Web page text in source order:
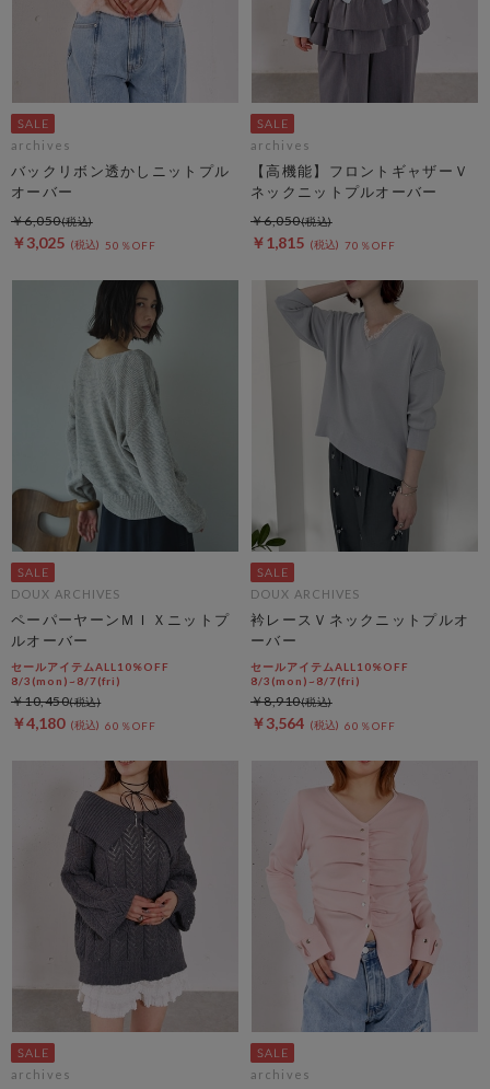
archives
バックリボン透かしニットプル
オーバー
￥3,025 50％OFF
￥6,050
archives
【高機能】フロントギャザーＶ
ネックニットプルオーバー
￥1,815 70％OFF
￥6,050
DOUX ARCHIVES
ペーパーヤーンＭＩＸニットプ
ルオーバー
セールアイテムALL10%OFF
8/3(mon)~8/7(fri)
￥4,180 60％OFF
￥10,450
DOUX ARCHIVES
衿レースＶネックニットプルオ
ーバー
セールアイテムALL10%OFF
8/3(mon)~8/7(fri)
￥3,564 60％OFF
￥8,910
archives archives